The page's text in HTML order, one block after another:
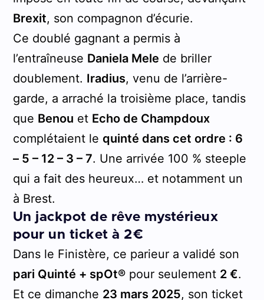
Brexit, son compagnon d’écurie.
Ce doublé gagnant a permis à
l’entraîneuse Daniela Mele de briller
doublement. Iradius, venu de l’arrière-
garde, a arraché la troisième place, tandis
que Benou et Echo de Champdoux
complétaient le quinté dans cet ordre : 6
– 5 – 12 – 3 – 7. Une arrivée 100 % steeple
qui a fait des heureux… et notamment un
à Brest.
Un jackpot de rêve mystérieux
pour un ticket à 2€
Dans le Finistère, ce parieur a validé son
pari Quinté + spOt®pour seulement 2 €.
Et ce dimanche 23 mars 2025, son ticket